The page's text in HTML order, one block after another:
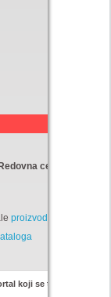
Redovna cena:
proizvode
koji se trudi da uštedi